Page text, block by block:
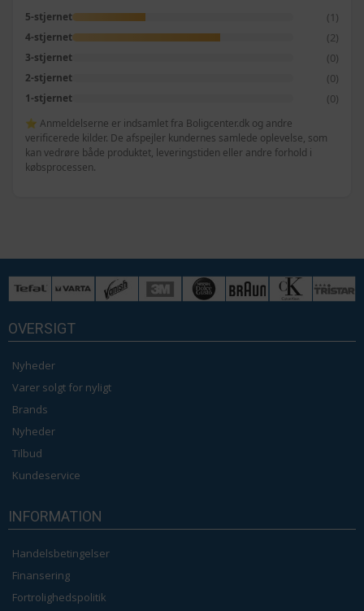
5-stjernet (1)
4-stjernet (2)
3-stjernet (0)
2-stjernet (0)
1-stjernet (0)
⭐ Anmeldelserne er indsamlet fra Boligcenter.dk og andre
verificerede kilder. De afspejler kundernes samlede oplevelse, som
kan vedrøre både produktet, leveringstiden eller andre forhold i
købsprocessen.
OVERSIGT
Nyheder
Varer solgt for nyligt
Brands
Nyheder
Tilbud
Kundeservice
INFORMATION
Handelsbetingelser
Finansering
Fortrolighedspolitik